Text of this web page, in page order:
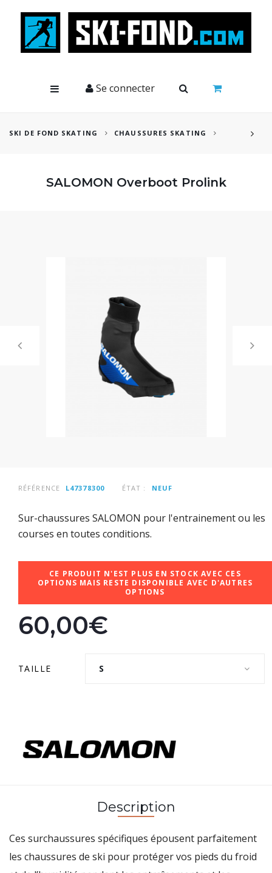
Se connecter
SKI DE FOND SKATING CHAUSSURES SKATING
RÉFÉRENCE L47378300 ÉTAT : NEUF
SALOMON Overboot Prolink
Sur-chaussures SALOMON pour l'entrainement ou les
courses en toutes conditions.
CE PRODUIT N'EST PLUS EN STOCK AVEC CES
OPTIONS MAIS RESTE DISPONIBLE AVEC D'AUTRES
OPTIONS
60,00€
TAILLE S
Description
Ces surchaussures spécifiques épousent parfaitement
les chaussures de ski pour protéger vos pieds du froid